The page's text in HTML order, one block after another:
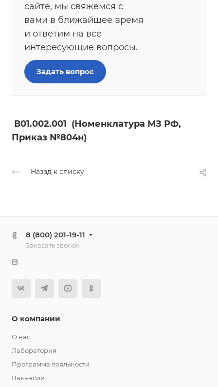
сайте, мы свяжемся с
вами в ближайшее время
и ответим на все
интересующие вопросы.
Задать вопрос
В01.002.001 (Номенклатура МЗ РФ,
Приказ №804н)
Назад к списку
8 (800) 201-19-11
Заказать звонок
О компании
О нас
Лаборатория
Программа лояльности
Вакансии